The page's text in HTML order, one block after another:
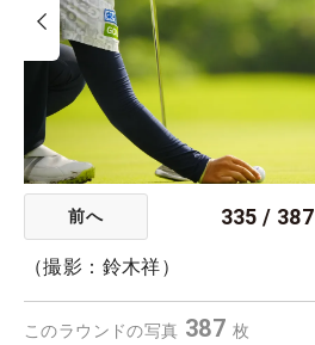
前へ 335 / 387
（撮影：鈴木祥）
このラウンドの写真 387 枚